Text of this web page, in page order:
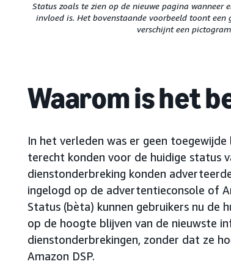
Status zoals te zien op de nieuwe pagina wanneer
invloed is. Het bovenstaande voorbeeld toont
verschijnt een
Waarom is het
In het verleden was er geen
terecht konden voor de huidige status
dienstonderbreking konden
ingelogd op de advertentieconsole of
Status (bèta) kunnen gebruikers nu de
op de hoogte blijven van de nieuwste
dienstonderbrekingen, zonder dat ze
Amazon DSP.